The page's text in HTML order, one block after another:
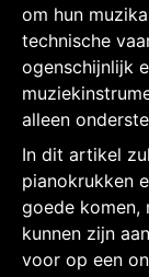
om hun
technische
ogenschijnlijk
alleen
In dit artikel
pianokrukken
goede komen,
kunnen zijn
voor op een